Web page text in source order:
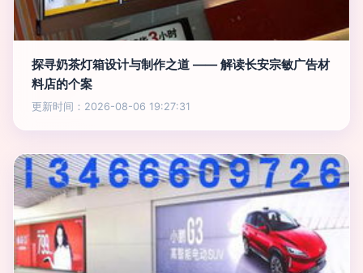
探寻奶茶灯箱设计与制作之道 —— 解读长安宗敏广告材
料店的个案
更新时间：2026-08-06 19:27:31